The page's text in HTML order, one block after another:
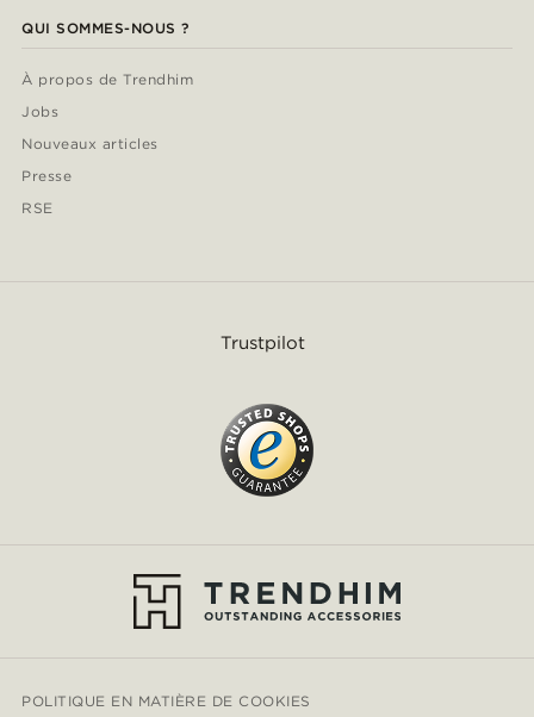
QUI SOMMES-NOUS ?
À propos de Trendhim
Jobs
Nouveaux articles
Presse
RSE
Trustpilot
POLITIQUE EN MATIÈRE DE COOKIES